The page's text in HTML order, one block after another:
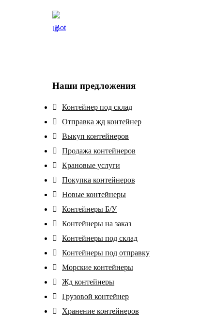
Bot
Наши предложения
Контейнер под склад
Отправка жд контейнер
Выкуп контейнеров
Продажа контейнеров
Крановые услуги
Покупка контейнеров
Новые контейнеры
Контейнеры Б/У
Контейнеры на заказ
Контейнеры под склад
Контейнеры под отправку
Морские контейнеры
Жд контейнеры
Грузовой контейнер
Хранение контейнеров